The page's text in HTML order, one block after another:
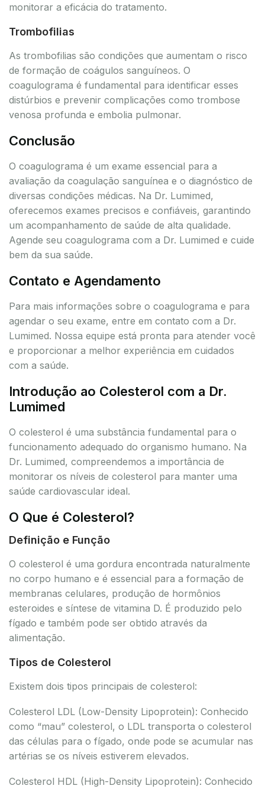
monitorar a eficácia do tratamento.
Trombofilias
As trombofilias são condições que aumentam o risco
de formação de coágulos sanguíneos. O
coagulograma é fundamental para identificar esses
distúrbios e prevenir complicações como trombose
venosa profunda e embolia pulmonar.
Conclusão
O coagulograma é um exame essencial para a
avaliação da coagulação sanguínea e o diagnóstico de
diversas condições médicas. Na Dr. Lumimed,
oferecemos exames precisos e confiáveis, garantindo
um acompanhamento de saúde de alta qualidade.
Agende seu coagulograma com a Dr. Lumimed e cuide
bem da sua saúde.
Contato e Agendamento
Para mais informações sobre o coagulograma e para
agendar o seu exame, entre em contato com a Dr.
Lumimed. Nossa equipe está pronta para atender você
e proporcionar a melhor experiência em cuidados
com a saúde.
Introdução ao Colesterol com a Dr.
Lumimed
O colesterol é uma substância fundamental para o
funcionamento adequado do organismo humano. Na
Dr. Lumimed, compreendemos a importância de
monitorar os níveis de colesterol para manter uma
saúde cardiovascular ideal.
O Que é Colesterol?
Definição e Função
O colesterol é uma gordura encontrada naturalmente
no corpo humano e é essencial para a formação de
membranas celulares, produção de hormônios
esteroides e síntese de vitamina D. É produzido pelo
fígado e também pode ser obtido através da
alimentação.
Tipos de Colesterol
Existem dois tipos principais de colesterol:
Colesterol LDL (Low-Density Lipoprotein): Conhecido
como “mau” colesterol, o LDL transporta o colesterol
das células para o fígado, onde pode se acumular nas
artérias se os níveis estiverem elevados.
Colesterol HDL (High-Density Lipoprotein): Conhecido